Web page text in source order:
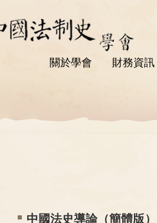
關於學會 財務資訊
中國法史導論（簡體版）